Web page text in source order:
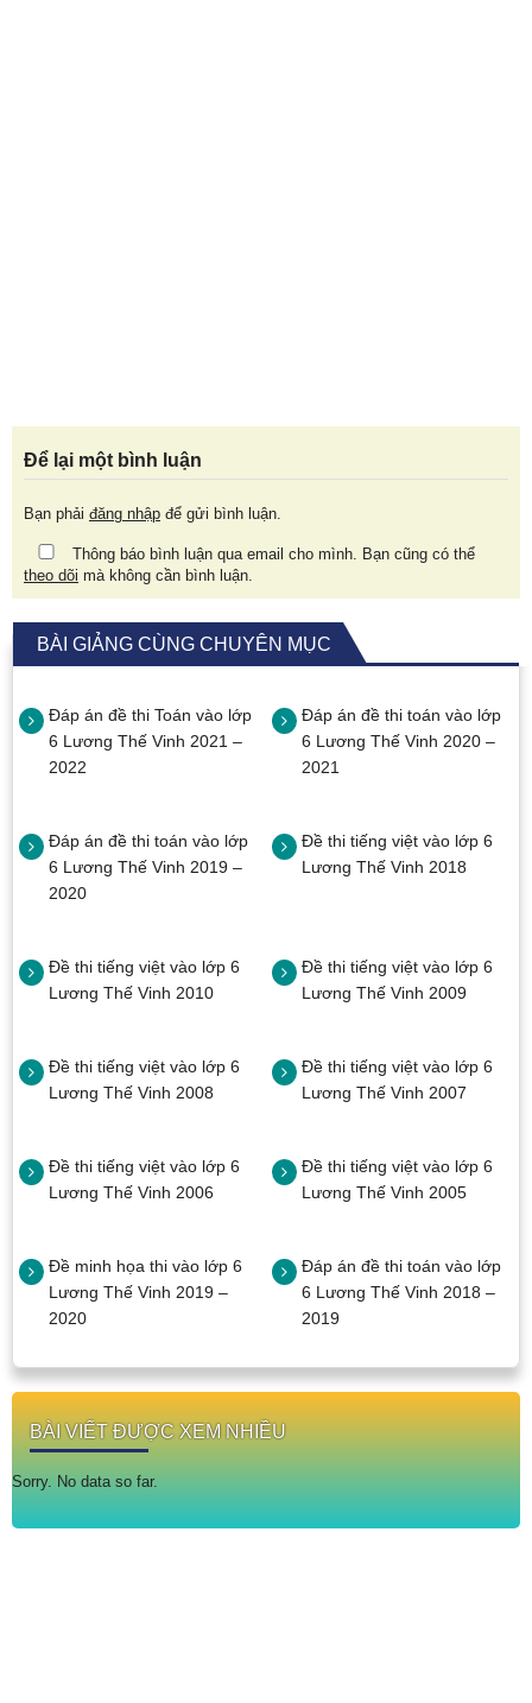
Để lại một bình luận
Bạn phải đăng nhập để gửi bình luận.
Thông báo bình luận qua email cho mình. Bạn cũng có thể
theo dõi mà không cần bình luận.
BÀI GIẢNG CÙNG CHUYÊN MỤC
Đáp án đề thi Toán vào lớp
6 Lương Thế Vinh 2021 –
2022
Đáp án đề thi toán vào lớp
6 Lương Thế Vinh 2020 –
2021
Đáp án đề thi toán vào lớp
6 Lương Thế Vinh 2019 –
2020
Đề thi tiếng việt vào lớp 6
Lương Thế Vinh 2018
Đề thi tiếng việt vào lớp 6
Lương Thế Vinh 2010
Đề thi tiếng việt vào lớp 6
Lương Thế Vinh 2009
Đề thi tiếng việt vào lớp 6
Lương Thế Vinh 2008
Đề thi tiếng việt vào lớp 6
Lương Thế Vinh 2007
Đề thi tiếng việt vào lớp 6
Lương Thế Vinh 2006
Đề thi tiếng việt vào lớp 6
Lương Thế Vinh 2005
Đề minh họa thi vào lớp 6
Lương Thế Vinh 2019 –
2020
Đáp án đề thi toán vào lớp
6 Lương Thế Vinh 2018 –
2019
BÀI VIẾT ĐƯỢC XEM NHIỀU
Sorry. No data so far.